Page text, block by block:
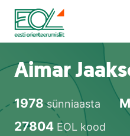
Liigu
sisu
juurde
Estonian Orienteering
Uudised
Orienteerujale
Aimar
1978sünniaasta
27804 EOL kood